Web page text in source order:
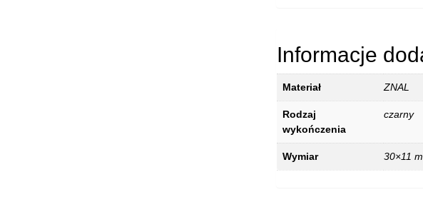
Informacje
Materiał ZNAL
Rodzaj
wykończenia
czarny
Wymiar 30×11